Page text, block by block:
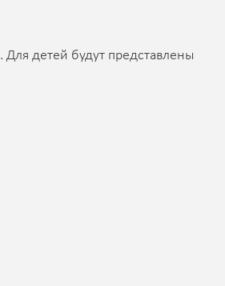
. Для детей будут представлены